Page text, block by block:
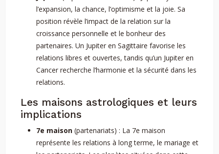
l’expansion, la chance, l’optimisme et la joie. Sa
position révèle l’impact de la relation sur la
croissance personnelle et le bonheur des
partenaires. Un Jupiter en Sagittaire favorise les
relations libres et ouvertes, tandis qu’un Jupiter en
Cancer recherche l’harmonie et la sécurité dans les
relations.
Les maisons astrologiques et leurs
implications
7e maison (partenariats) : La 7e maison
représente les relations à long terme, le mariage et